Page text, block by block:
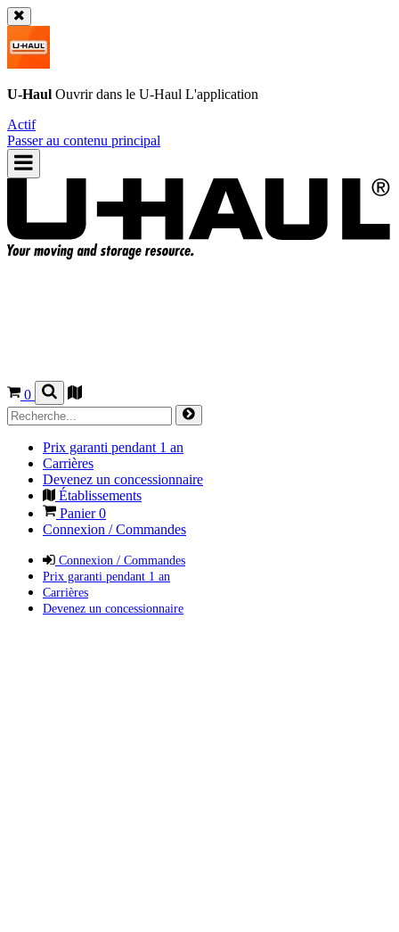
U-Haul Ouvrir dans le U-Haul L'application
Actif
Passer au contenu principal
0
Prix garanti pendant 1 an
Carrières
Devenez un concessionnaire
Établissements
Panier0
Connexion / Commandes
Connexion / Commandes
Prix garanti pendant 1 an
Carrières
Devenez un concessionnaire